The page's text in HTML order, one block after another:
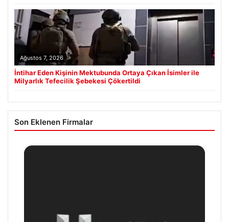
Ağustos 7, 2026
İntihar Eden Kişinin Mektubunda Ortaya Çıkan İsimler ile
Milyarlık Tefecilik Şebekesi Çökertildi
Son Eklenen Firmalar